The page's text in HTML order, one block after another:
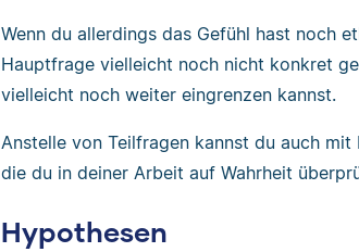
Wenn du allerdings das Gefühl hast noch
Hauptfrage vielleicht noch nicht konkret
vielleicht noch weiter eingrenzen kannst.
Anstelle von Teilfragen kannst du auch
die du in deiner Arbeit auf Wahrheit
Hypothesen